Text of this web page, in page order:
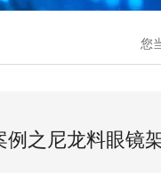
您
例之尼龙料眼镜